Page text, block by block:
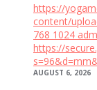
https://
content/
768 1024
https://
AUGUST 6, 2026